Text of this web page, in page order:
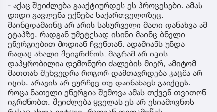
- აქაც შეიძლება გააქტიურდეს ეს პროცესები. ამას
დიდი გავლენა ექნება საქართველოზეც.
მაინცდამაინც არ არის სასურველი მათი დანახვა ამ
ეტაპზე, რადგან უმეტესად ისინი მაინც ბნელი
ენერგიებით მოდიან ჩვენთან. ადამიანს უნდა
რაღაც ახალი შეიგრძნოს, მაგრამ არ იცის
დაპყრობილია დემონური ძალების მიერ, ამიტომ
მათთან შეხვედრა როგორ დამთავრდება კაცმა არ
იცის. არავის არ ვურჩევ თუ დაინახავს გაიქცეს.
როცა ნათელი ენერგია შემოვა ამას თქვენ თვითონ
იგრძნობთ. შეიძლება ყველას ეს არ ესიამოვნოს